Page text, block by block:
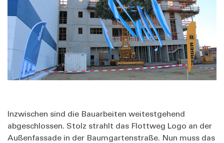
Inzwischen sind die Bauarbeiten weitestgehend
abgeschlossen. Stolz strahlt das Flottweg Logo an der
Außenfassade in der Baumgartenstraße. Nun muss das